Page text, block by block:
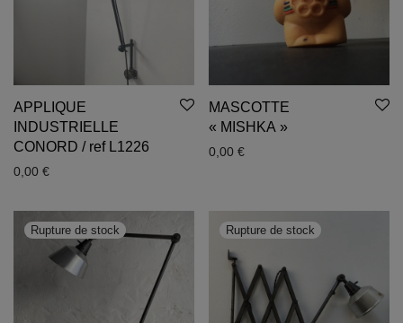
APPLIQUE
INDUSTRIELLE
CONORD / ref L1226
0,00 €
MASCOTTE
« MISHKA »
0,00 €